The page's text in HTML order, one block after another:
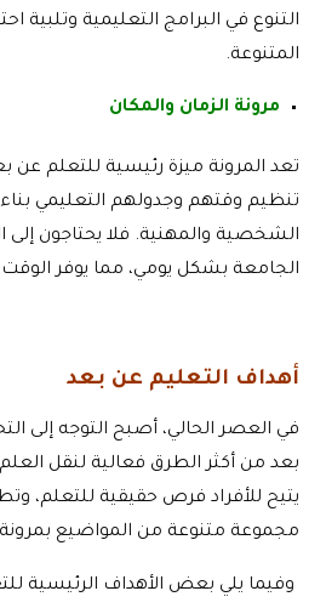
التنوع في البرامج التعليمية وتلبية
المتنوعة.
مرونة الزمان والمكان
تعد المرونة ميزة رئيسية للتعلم عن
تنظيم وقتهم وجدولهم التعليمي
الشخصية والمهنية. فلا يحتاجون إلى
الجامعة بشكل يومي، مما يوفر الوقت
أهداف التعليم عن بعد
في العصر الحالي، أصبح التوجه إلى
بعد من أكثر الطرق فعالية لنقل
يتيح للأفراد فرص حقيقية للتعلم،
مجموعة متنوعة من المواضيع بمرونة
وفيما يلي بعض الأهداف الرئيسية